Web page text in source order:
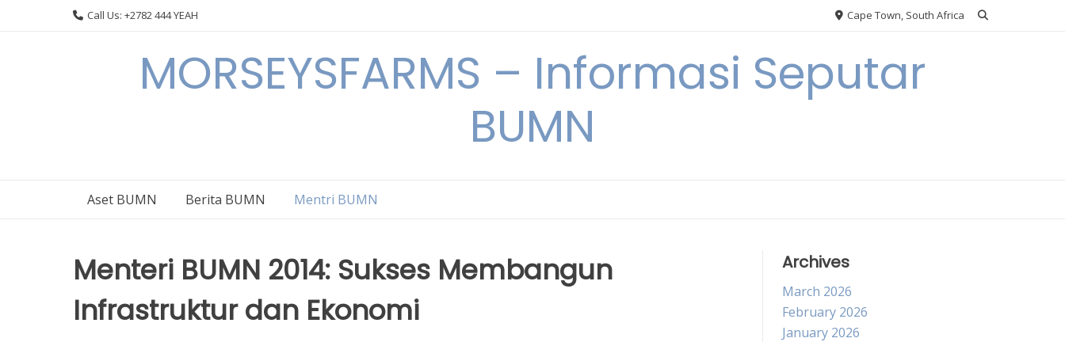
Call Us: +2782 444 YEAH Cape Town, South Africa
MORSEYSFARMS – Informasi Seputar
BUMN
Aset BUMN Berita BUMN Mentri BUMN
Menteri BUMN 2014: Sukses Membangun
Infrastruktur dan Ekonomi
Archives
March 2026
February 2026
January 2026